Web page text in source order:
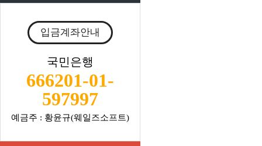
입금계좌안내
국민은행
666201-01-
597997
예금주 : 황윤규(웨일즈소프트)